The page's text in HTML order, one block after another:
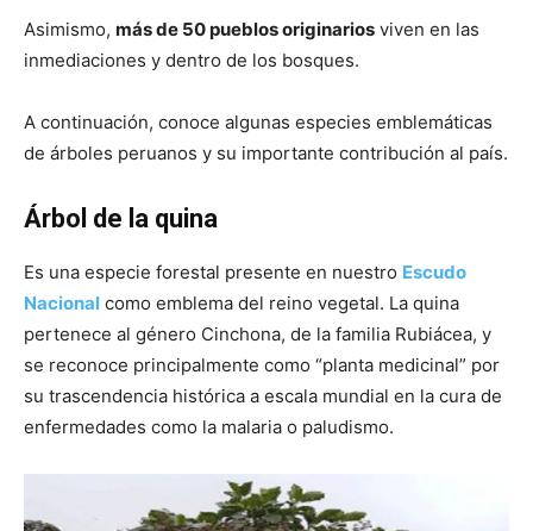
Asimismo, más de 50 pueblos originarios viven en las
inmediaciones y dentro de los bosques.
A continuación, conoce algunas especies emblemáticas
de árboles peruanos y su importante contribución al país.
Árbol de la quina
Es una especie forestal presente en nuestro Escudo
Nacional como emblema del reino vegetal. La quina
pertenece al género Cinchona, de la familia Rubiácea, y
se reconoce principalmente como “planta medicinal” por
su trascendencia histórica a escala mundial en la cura de
enfermedades como la malaria o paludismo.